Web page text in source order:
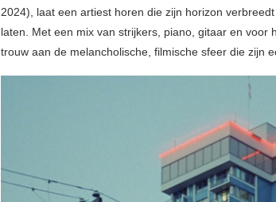
2024), laat een artiest horen die zijn horizon
laten. Met een mix van strijkers, piano, gitaar en voor
trouw aan de melancholische, filmische sfeer die zijn